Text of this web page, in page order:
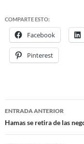
COMPARTE ESTO:
Facebook
Pinterest
Navegación
ENTRADA ANTERIOR
Hamas se retira de las